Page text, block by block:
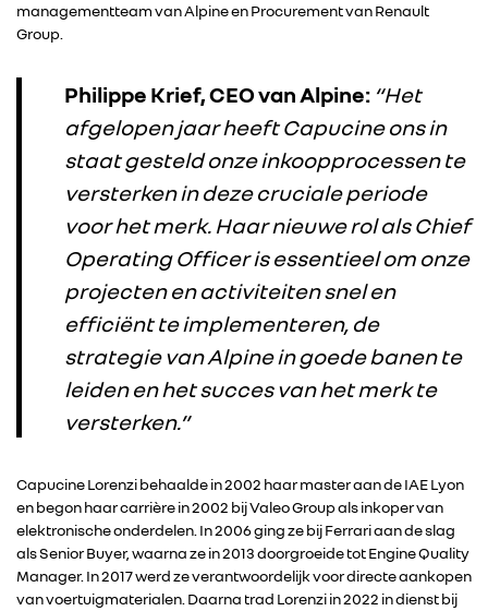
RENAULT GROUP
RENAULT
DACIA
FOTO’S & VIDEO’S
IN DE MEDIA
managementteam van Alpine en Procurement van Renault
Group.
Philippe Krief, CEO van Alpine: “Het
afgelopen jaar heeft Capucine ons in
staat gesteld onze inkoopprocessen te
versterken in deze cruciale periode
voor het merk. Haar nieuwe rol als Chief
Operating Officer is essentieel om onze
projecten en activiteiten snel en
efficiënt te implementeren, de
strategie van Alpine in goede banen te
leiden en het succes van het merk te
versterken.”
Capucine Lorenzi behaalde in 2002 haar master aan de IAE Lyon
en begon haar carrière in 2002 bij Valeo Group als inkoper van
elektronische onderdelen. In 2006 ging ze bij Ferrari aan de slag
als Senior Buyer, waarna ze in 2013 doorgroeide tot Engine Quality
Manager. In 2017 werd ze verantwoordelijk voor directe aankopen
van voertuigmaterialen. Daarna trad Lorenzi in 2022 in dienst bij